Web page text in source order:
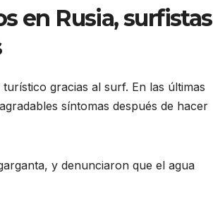
en Rusia, surfistas
gracias al surf. En las últimas
síntomas después de hacer
y denunciaron que el agua